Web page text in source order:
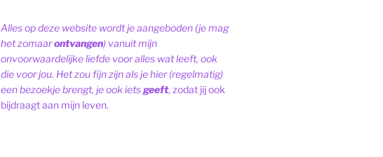
Alles op deze website wordt je aangeboden (je mag
het zomaarontvangen) vanuit mijn
onvoorwaardelijke liefde voor alles wat leeft, ook
die voor jou. Het zou fijn zijn als je hier (regelmatig)
een bezoekje brengt, je ook ietsgeeft, zodat jij ook
bijdraagt aan mijn leven.